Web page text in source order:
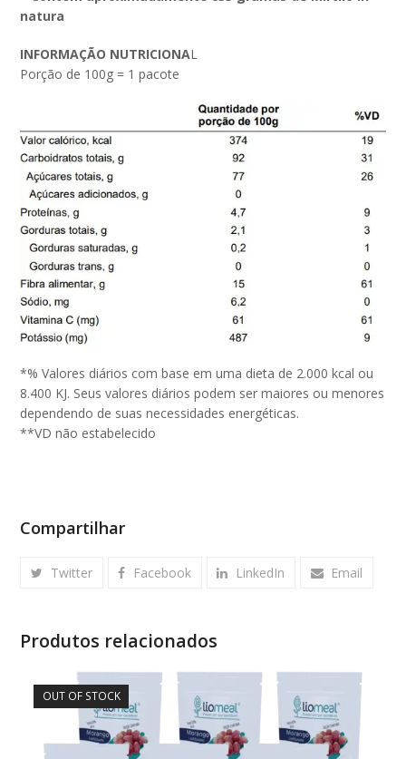
natura
INFORMAÇÃO NUTRICIONAL
Porção de 100g = 1 pacote
*% Valores diários com base em uma dieta de 2.000 kcal ou
8.400 KJ. Seus valores diários podem ser maiores ou menores
dependendo de suas necessidades energéticas.
**VD não estabelecido
Compartilhar
Twitter Facebook LinkedIn Email
Produtos relacionados
OUT OF STOCK